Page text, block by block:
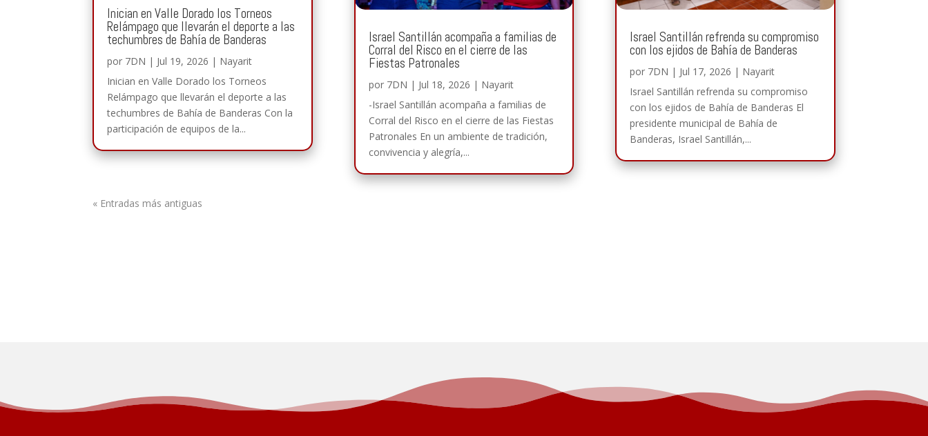
Inician en Valle Dorado los Torneos
Relámpago que llevarán el deporte a las
techumbres de Bahía de Banderas
por 7DN | Jul 19, 2026 | Nayarit
Inician en Valle Dorado los Torneos
Relámpago que llevarán el deporte a las
techumbres de Bahía de Banderas Con la
participación de equipos de la...
Israel Santillán acompaña a familias de
Corral del Risco en el cierre de las
Fiestas Patronales
por 7DN | Jul 18, 2026 | Nayarit
-Israel Santillán acompaña a familias de
Corral del Risco en el cierre de las Fiestas
Patronales En un ambiente de tradición,
convivencia y alegría,...
Israel Santillán refrenda su compromiso
con los ejidos de Bahía de Banderas
por 7DN | Jul 17, 2026 | Nayarit
Israel Santillán refrenda su compromiso
con los ejidos de Bahía de Banderas El
presidente municipal de Bahía de
Banderas, Israel Santillán,...
« Entradas más antiguas